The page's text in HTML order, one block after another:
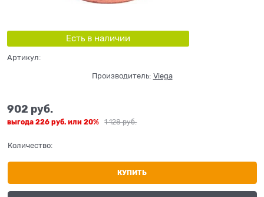
Есть в наличии
Артикул:
Производитель: Viega
1 128 руб.
902 руб.
выгода 226 руб. или 20%
Количество:
КУПИТЬ